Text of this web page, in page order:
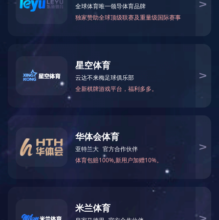
首页 电话